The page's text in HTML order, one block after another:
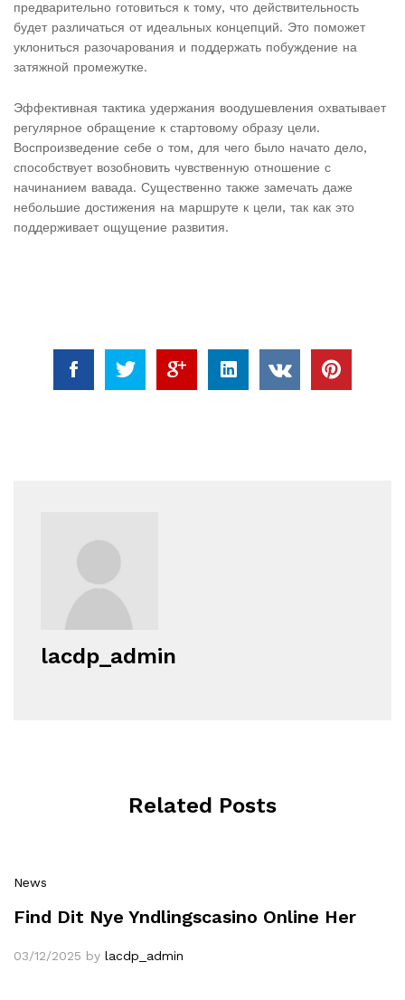
предварительно готовиться к тому, что действительность
будет различаться от идеальных концепций. Это поможет
уклониться разочарования и поддержать побуждение на
затяжной промежутке.
Эффективная тактика удержания воодушевления охватывает
регулярное обращение к стартовому образу цели.
Воспроизведение себе о том, для чего было начато дело,
способствует возобновить чувственную отношение с
начинанием вавада. Существенно также замечать даже
небольшие достижения на маршруте к цели, так как это
поддерживает ощущение развития.
lacdp_admin
Related Posts
News
Find Dit Nye Yndlingscasino Online Her
03/12/2025 by lacdp_admin